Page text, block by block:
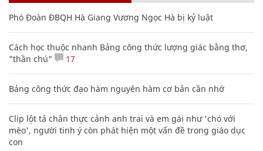
Phó Đoàn ĐBQH Hà Giang Vương Ngọc Hà bị kỷ luật
Cách học thuộc nhanh Bảng công thức lượng giác bằng thơ,
"thần chú"
17
Bảng công thức đạo hàm nguyên hàm cơ bản cần nhớ
Clip lột tả chân thực cảnh anh trai và em gái như 'chó với
mèo', người tinh ý còn phát hiện một vấn đề trong giáo dục
con